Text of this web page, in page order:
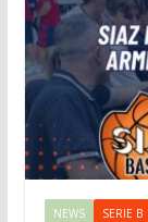
NEWS SERIE B